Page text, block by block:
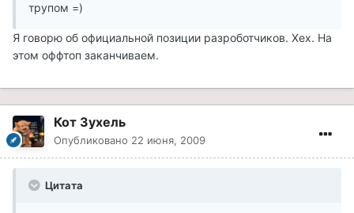
трупом =)
Я говорю об официальной позиции разроботчиков. Хех. На
этом оффтоп заканчиваем.
Кот Зухель
Опубликовано 22 июня, 2009
Цитата